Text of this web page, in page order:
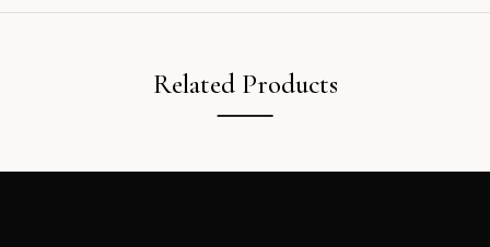
Related Products